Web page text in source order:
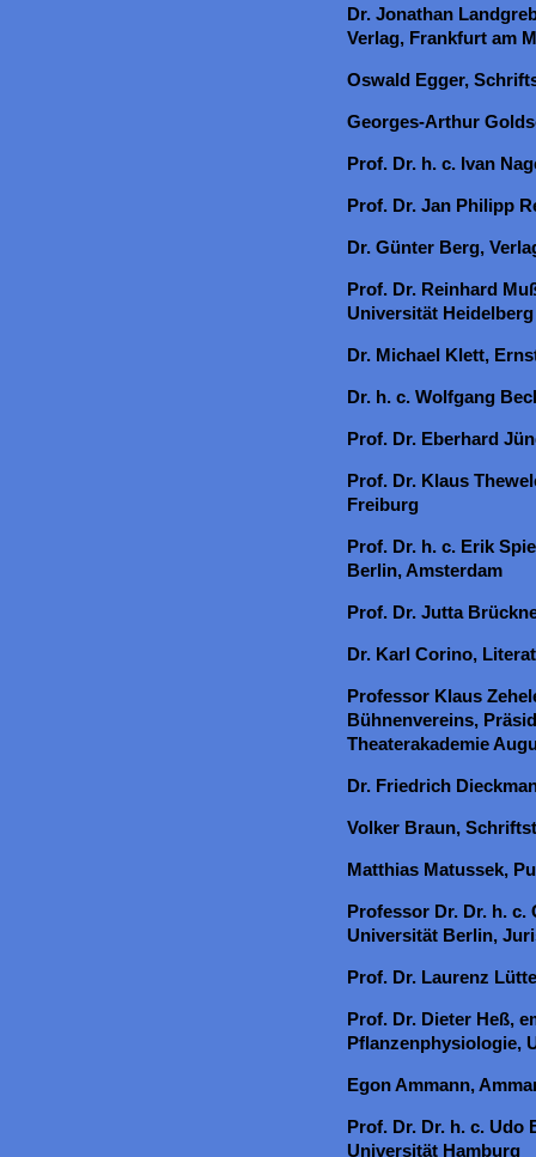
Dr. Jonathan
Verlag, Frankfurt am
Oswald Egger,
Georges-Arthur
Prof. Dr. h. c. Ivan
Prof. Dr. Jan Philipp
Dr. Günter Berg,
Prof. Dr. Reinhard
Universität Heidelberg
Dr. Michael Klett,
Dr. h. c. Wolfgang
Prof. Dr. Eberhard
Prof. Dr. Klaus
Freiburg
Prof. Dr. h. c. Erik
Berlin, Amsterdam
Prof. Dr. Jutta
Dr. Karl Corino,
Professor Klaus
Bühnenvereins,
Theaterakademie
Dr. Friedrich
Volker Braun,
Matthias Matussek,
Professor Dr. Dr. h.
Universität Berlin,
Prof. Dr. Laurenz
Prof. Dr. Dieter Heß,
Pflanzenphysiologie,
Egon Ammann,
Prof. Dr. Dr. h. c. Udo
Universität Hamburg